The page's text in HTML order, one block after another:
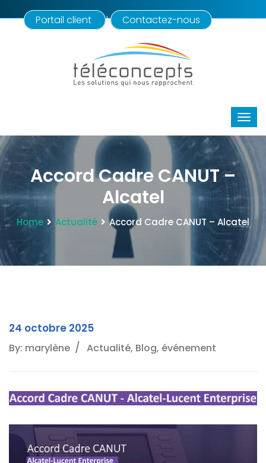
Portail client | Contactez-nous
Accord Cadre CANUT –
Alcatel
Home Actualité Accord Cadre CANUT – Alcatel
24 octobre 2025
By: marylène Actualité, Blog, événement